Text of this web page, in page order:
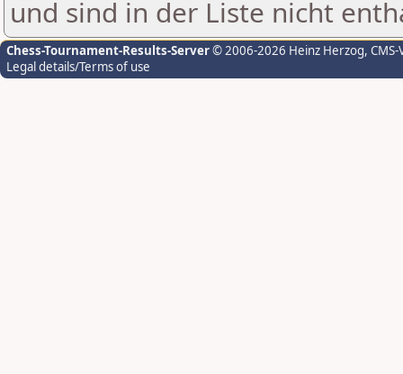
und sind in der Liste nicht
Chess-Tournament-Results-Server© 2006-2026 Heinz Herzog,
Legal details/Terms of use